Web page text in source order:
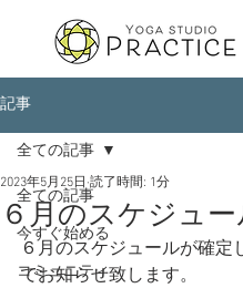
記事
全ての記事
今すぐ始める
コミュニティ
全ての記事
６月のスケジュ
2023年5月25日 読了時間: 1分
６月のスケジュールが確定
でお知らせ致します。